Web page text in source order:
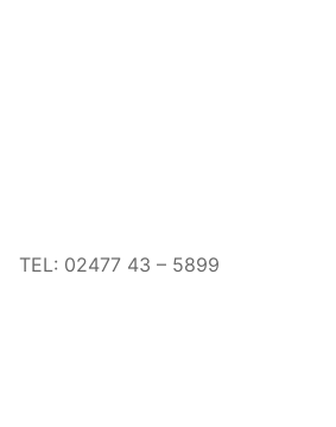
TEL: 02477 43 – 5899